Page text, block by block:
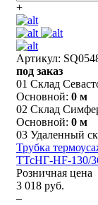
+
Артикул:
под заказ
01 Склад
Основной: 0 м
02 Склад
Основной: 0 м
03 Удаленный
Трубка
ТТсНГ-HF-130/
Розничная цена
3 018 руб.
–